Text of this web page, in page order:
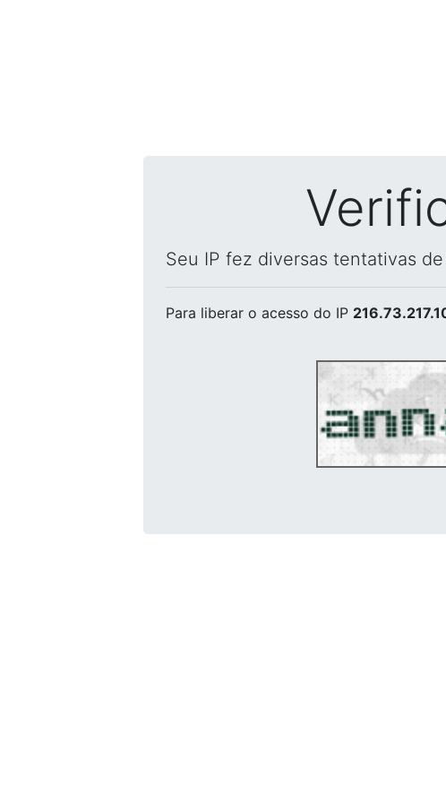
Seu IP fez diversas tentativas
Para liberar o acesso do IP